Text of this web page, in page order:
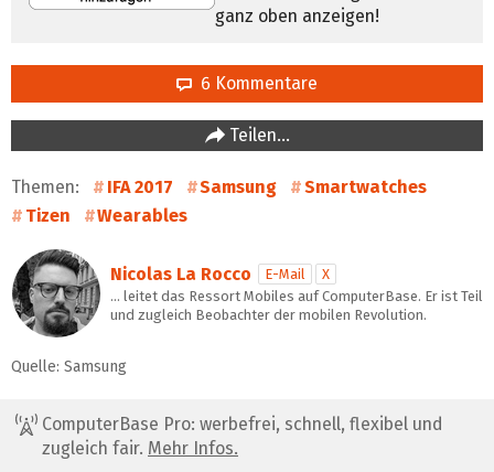
ganz oben anzeigen!
6 Kommentare
Teilen…
Themen: IFA 2017 Samsung
Smartwatches
Tizen
Wearables
Nicolas La Rocco E-Mail
X
… leitet das Ressort Mobiles auf ComputerBase. Er ist Teil
und zugleich Beobachter der mobilen Revolution.
Quelle: Samsung
ComputerBase Pro: werbefrei, schnell, flexibel und
zugleich fair. Mehr Infos.